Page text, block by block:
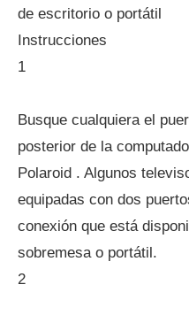
de escritorio o portátil
Instrucciones
1
Busque cualquiera el
posterior de la
Polaroid . Algunos
equipadas con dos
conexión que está
sobremesa o portátil.
2